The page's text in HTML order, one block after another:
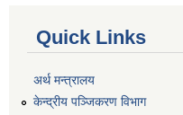
Quick Links
अर्थ मन्त्रालय
केन्द्रीय पञ्जिकरण विभाग